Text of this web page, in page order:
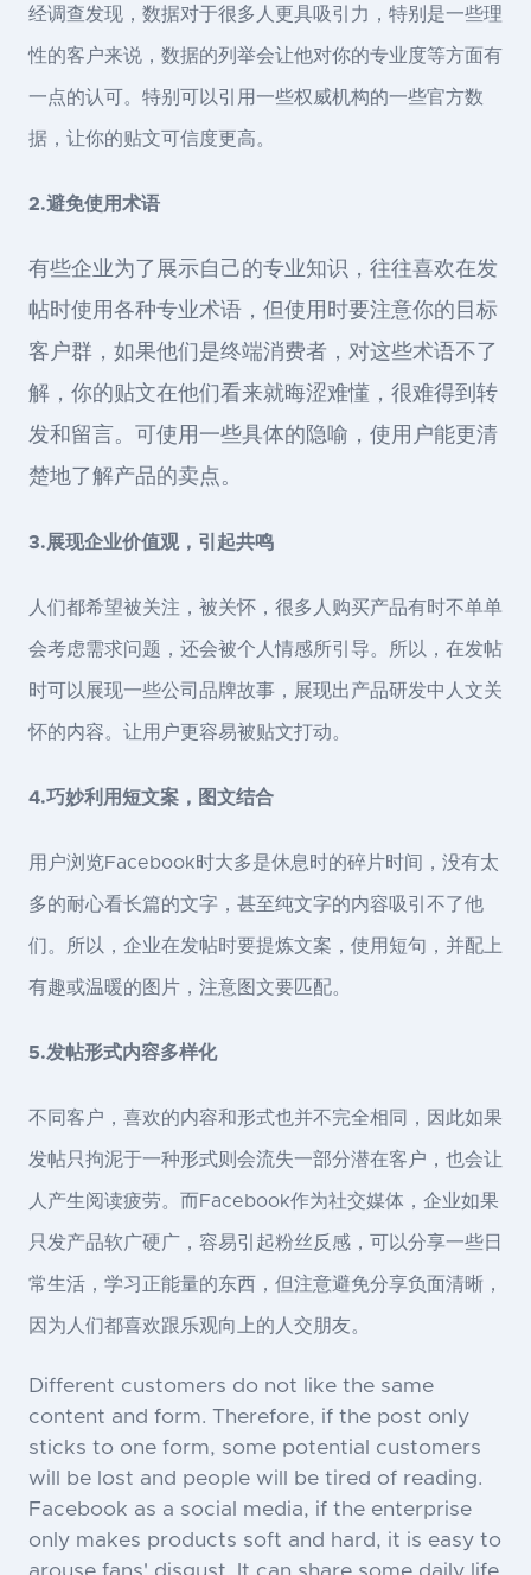
经调查发现，数据对于很多人更具吸引力，特别是一些理
性的客户来说，数据的列举会让他对你的专业度等方面有
一点的认可。特别可以引用一些权威机构的一些官方数
据，让你的贴文可信度更高。
2.避免使用术语
有些企业为了展示自己的专业知识，往往喜欢在发
帖时使用各种专业术语，但使用时要注意你的目标
客户群，如果他们是终端消费者，对这些术语不了
解，你的贴文在他们看来就晦涩难懂，很难得到转
发和留言。可使用一些具体的隐喻，使用户能更清
楚地了解产品的卖点。
3.展现企业价值观，引起共鸣
人们都希望被关注，被关怀，很多人购买产品有时不单单
会考虑需求问题，还会被个人情感所引导。所以，在发帖
时可以展现一些公司品牌故事，展现出产品研发中人文关
怀的内容。让用户更容易被贴文打动。
4.巧妙利用短文案，图文结合
用户浏览Facebook时大多是休息时的碎片时间，没有太
多的耐心看长篇的文字，甚至纯文字的内容吸引不了他
们。所以，企业在发帖时要提炼文案，使用短句，并配上
有趣或温暖的图片，注意图文要匹配。
5.发帖形式内容多样化
不同客户，喜欢的内容和形式也并不完全相同，因此如果
发帖只拘泥于一种形式则会流失一部分潜在客户，也会让
人产生阅读疲劳。而Facebook作为社交媒体，企业如果
只发产品软广硬广，容易引起粉丝反感，可以分享一些日
常生活，学习正能量的东西，但注意避免分享负面清晰，
因为人们都喜欢跟乐观向上的人交朋友。
Different customers do not like the same
content and form. Therefore, if the post only
sticks to one form, some potential customers
will be lost and people will be tired of reading.
Facebook as a social media, if the enterprise
only makes products soft and hard, it is easy to